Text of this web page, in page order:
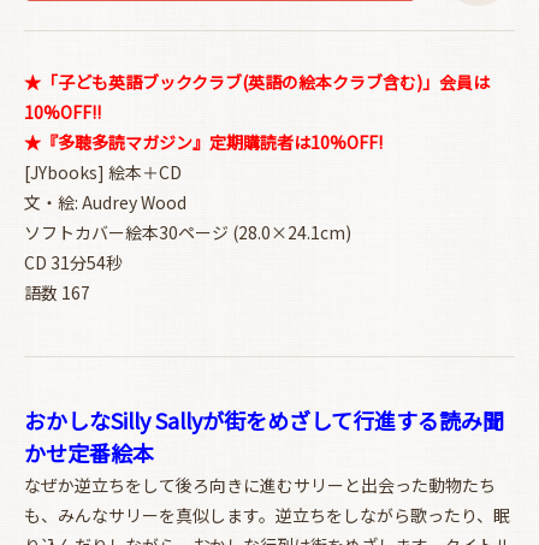
★「子ども英語ブッククラブ(英語の絵本クラブ含む)」会員は
10%OFF!!
★『多聴多読マガジン』定期購読者は10%OFF!
[JYbooks] 絵本＋CD
文・絵: Audrey Wood
ソフトカバー絵本30ページ (28.0×24.1cm)
CD 31分54秒
語数 167
おかしなSilly Sallyが街をめざして行進する読み聞
かせ定番絵本
なぜか逆立ちをして後ろ向きに進むサリーと出会った動物たち
も、みんなサリーを真似します。逆立ちをしながら歌ったり、眠